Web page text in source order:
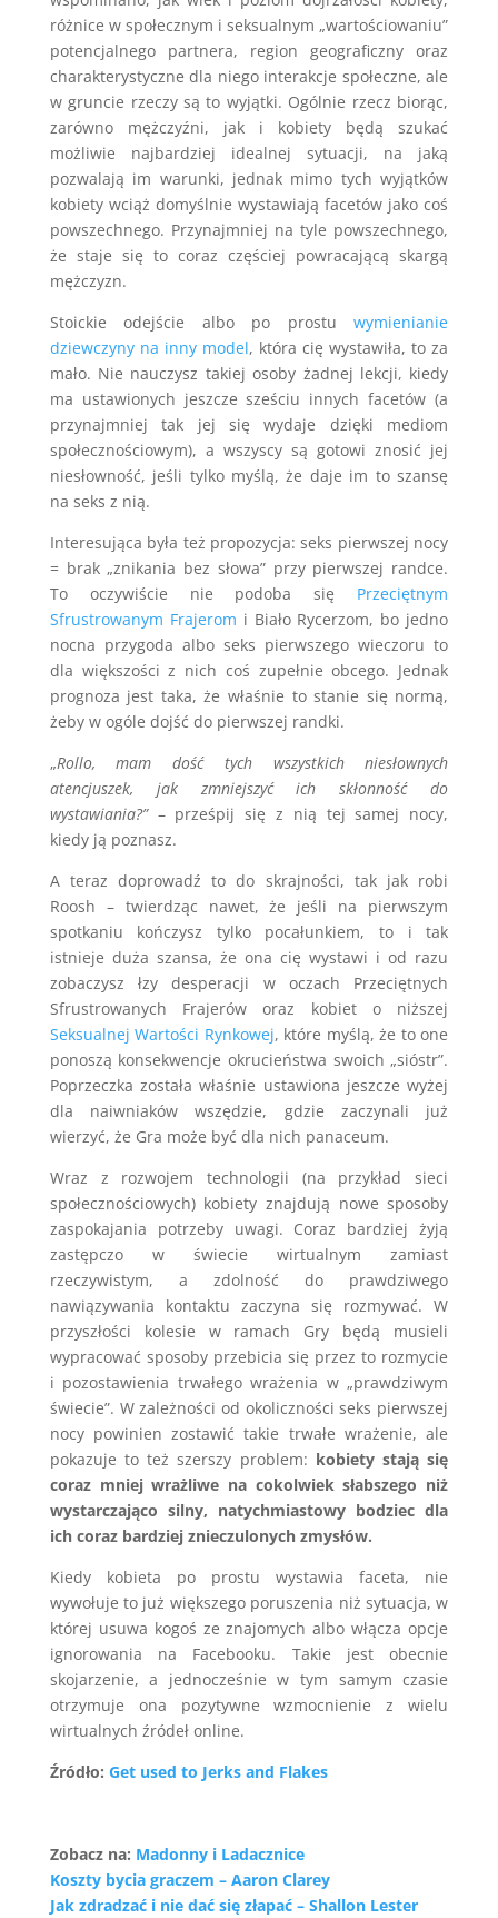
różnice w społecznym i seksualnym „wartościowaniu”
potencjalnego partnera, region geograficzny oraz
charakterystyczne dla niego interakcje społeczne, ale
w gruncie rzeczy są to wyjątki. Ogólnie rzecz biorąc,
zarówno mężczyźni, jak i kobiety będą szukać
możliwie najbardziej idealnej sytuacji, na jaką
pozwalają im warunki, jednak mimo tych wyjątków
kobiety wciąż domyślnie wystawiają facetów jako coś
powszechnego. Przynajmniej na tyle powszechnego,
że staje się to coraz częściej powracającą skargą
mężczyzn.
Stoickie odejście albo po prostuwymienianie
dziewczyny na inny model, która cię wystawiła, to za
mało. Nie nauczysz takiej osoby żadnej lekcji, kiedy
ma ustawionych jeszcze sześciu innych facetów (a
przynajmniej tak jej się wydaje dzięki mediom
społecznościowym), a wszyscy są gotowi znosić jej
niesłowność, jeśli tylko myślą, że daje im to szansę
na seks z nią.
Interesująca była też propozycja: seks pierwszej nocy
= brak „znikania bez słowa” przy pierwszej randce.
To oczywiście nie podoba się Przeciętnym
Sfrustrowanym Frajerom i Biało Rycerzom, bo jedno
nocna przygoda albo seks pierwszego wieczoru to
dla większości z nich coś zupełnie obcego. Jednak
prognoza jest taka, że właśnie to stanie się normą,
żeby w ogóle dojść do pierwszej randki.
„Rollo, mam dość tych wszystkich niesłownych
atencjuszek, jak zmniejszyć ich skłonność do
wystawiania?”– prześpij się z nią tej samej nocy,
kiedy ją poznasz.
A teraz doprowadź to do skrajności, tak jak robi
Roosh – twierdząc nawet, że jeśli na pierwszym
spotkaniu kończysz tylko pocałunkiem, to i tak
istnieje duża szansa, że ona cię wystawi i od razu
zobaczysz łzy desperacji w oczach Przeciętnych
Sfrustrowanych Frajerów oraz kobiet o niższej
Seksualnej Wartości Rynkowej, które myślą, że to one
ponoszą konsekwencje okrucieństwa swoich „sióstr”.
Poprzeczka została właśnie ustawiona jeszcze wyżej
dla naiwniaków wszędzie, gdzie zaczynali już
wierzyć, że Gra może być dla nich panaceum.
Wraz z rozwojem technologii (na przykład sieci
społecznościowych) kobiety znajdują nowe sposoby
zaspokajania potrzeby uwagi. Coraz bardziej żyją
zastępczo w świecie wirtualnym zamiast
rzeczywistym, a zdolność do prawdziwego
nawiązywania kontaktu zaczyna się rozmywać. W
przyszłości kolesie w ramach Gry będą musieli
wypracować sposoby przebicia się przez to rozmycie
i pozostawienia trwałego wrażenia w „prawdziwym
świecie”. W zależności od okoliczności seks pierwszej
nocy powinien zostawić takie trwałe wrażenie, ale
pokazuje to też szerszy problem: kobiety stają się
coraz mniej wrażliwe na cokolwiek słabszego niż
wystarczająco silny, natychmiastowy bodziec dla
ich coraz bardziej znieczulonych zmysłów.
Kiedy kobieta po prostu wystawia faceta, nie
wywołuje to już większego poruszenia niż sytuacja, w
której usuwa kogoś ze znajomych albo włącza opcje
ignorowania na Facebooku. Takie jest obecnie
skojarzenie, a jednocześnie w tym samym czasie
otrzymuje ona pozytywne wzmocnienie z wielu
wirtualnych źródeł online.
Źródło: Get used to Jerks and Flakes
Zobacz na: Madonny i Ladacznice
Koszty bycia graczem – Aaron Clarey
Jak zdradzać i nie dać się złapać – Shallon Lester